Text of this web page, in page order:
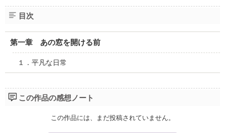
目次
第一章 あの窓を開ける前
１．平凡な日常
この作品の感想ノート
この作品には、まだ投稿されていません。